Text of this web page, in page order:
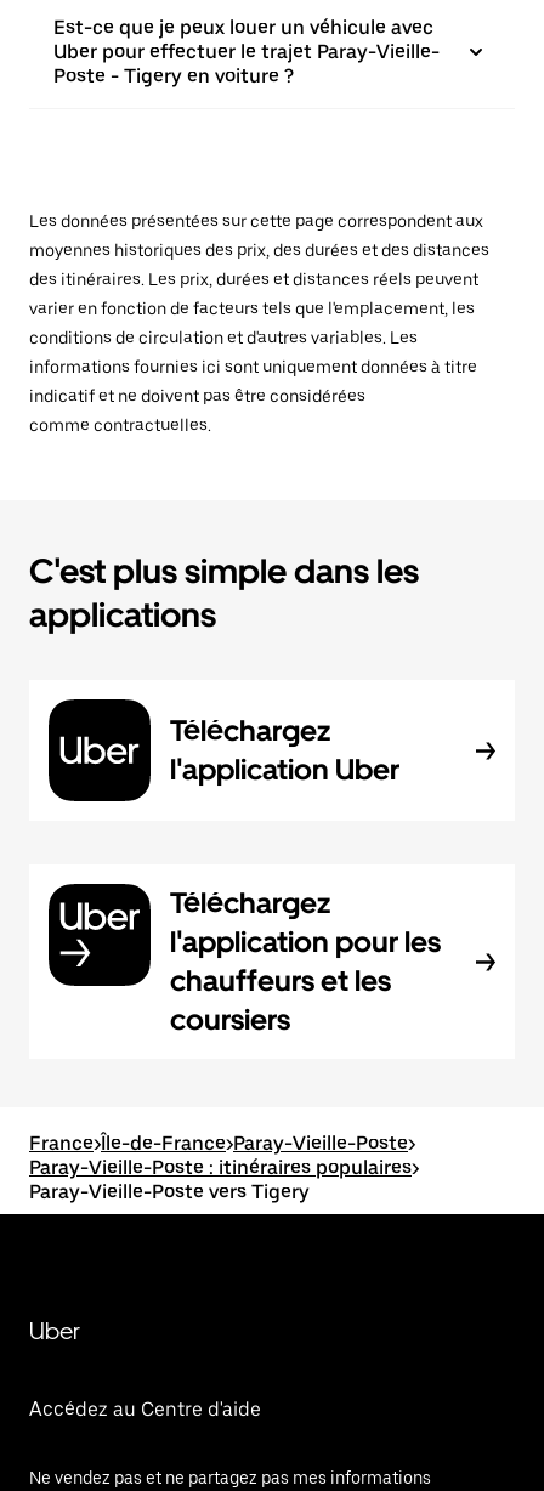
Est-ce que je peux louer un véhicule avec
Uber pour effectuer le trajet Paray-Vieille-
Poste - Tigery en voiture ?
Les données présentées sur cette page correspondent aux
moyennes historiques des prix, des durées et des distances
des itinéraires. Les prix, durées et distances réels peuvent
varier en fonction de facteurs tels que l'emplacement, les
conditions de circulation et d'autres variables. Les
informations fournies ici sont uniquement données à titre
indicatif et ne doivent pas être considérées
comme contractuelles.
C'est plus simple dans les
applications
Téléchargez
l'application Uber
Téléchargez
l'application pour les
chauffeurs et les
coursiers
France>Île-de-France>Paray-Vieille-Poste>
Paray-Vieille-Poste : itinéraires populaires>
Paray-Vieille-Poste vers Tigery
Uber
Accédez au Centre d'aide
Ne vendez pas et ne partagez pas mes informations